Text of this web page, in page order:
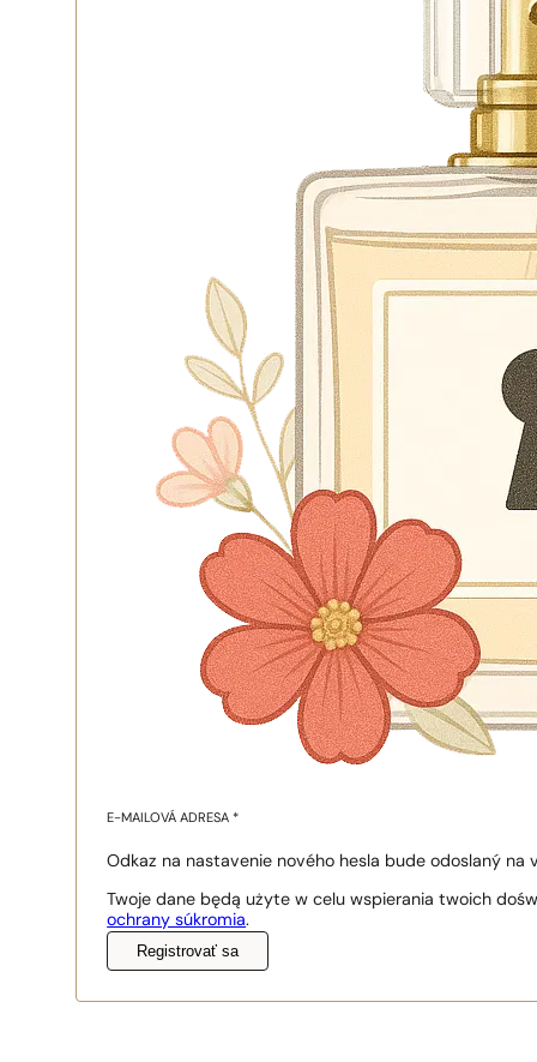
E-MAILOVÁ ADRESA *
Odkaz na nastavenie nového hesla bude odoslaný na
Twoje dane będą użyte w celu wspierania twoich
ochrany súkromia.
Registrovať sa